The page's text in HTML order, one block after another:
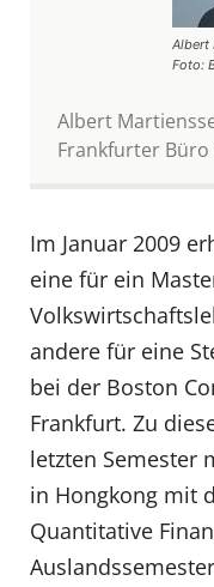
Albert
Foto:
Albert
Frankfurter Büro
Im Januar 2009
eine für ein
andere für eine
bei der Boston
Frankfurt. Zu
letzten Semester
in Hongkong mit
Quantitative